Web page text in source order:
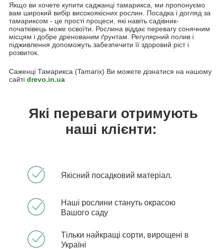
Якщо ви хочете купити саджанці тамарикса, ми пропонуємо
вам широкий вибір високоякісних рослин. Посадка і догляд за
тамариксом - це прості процеси, які навіть садівник-
початківець може освоїти. Рослина віддає перевагу сонячним
місцям і добре дренованим ґрунтам. Регулярний полив і
підживлення допоможуть забезпечити її здоровий ріст і
розвиток.
Саженці Тамарикса (Tamarix) Ви можете дізнатися на нашому
сайті drevo.in.ua
Які переваги отримують
наші клієнти:
Якісний посадковий матеріал.
Наші рослини стануть окрасою
Вашого саду
Тільки найкращі сорти, вирощені в
Україні